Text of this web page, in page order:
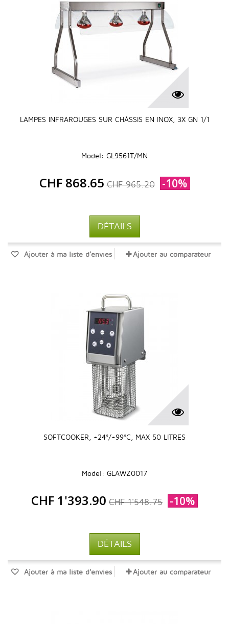
LAMPES INFRAROUGES SUR CHÂSSIS EN INOX, 3X GN 1/1
Model: GL9561T/MN
CHF 868.65 CHF 965.20 -10%
DÉTAILS
Ajouter à ma liste d'envies Ajouter au comparateur
SOFTCOOKER, +24°/+99°C, MAX 50 LITRES
Model: GLAWZ0017
CHF 1'393.90 CHF 1'548.75 -10%
DÉTAILS
Ajouter à ma liste d'envies Ajouter au comparateur